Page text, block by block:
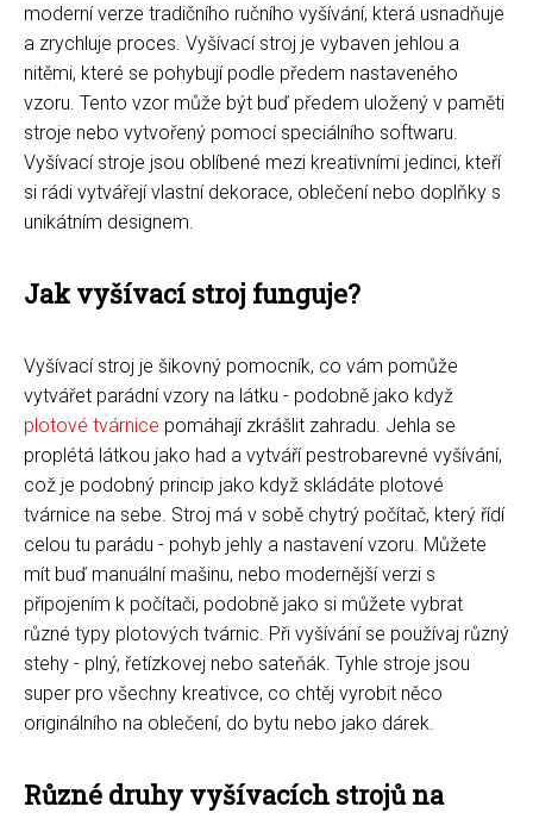
moderní verze tradičního ručního vyšívání, která usnadňuje
a zrychluje proces. Vyšívací stroj je vybaven jehlou a
nitěmi, které se pohybují podle předem nastaveného
vzoru. Tento vzor může být buď předem uložený v paměti
stroje nebo vytvořený pomocí speciálního softwaru.
Vyšívací stroje jsou oblíbené mezi kreativními jedinci, kteří
si rádi vytvářejí vlastní dekorace, oblečení nebo doplňky s
unikátním designem.
Jak vyšívací stroj funguje?
Vyšívací stroj je šikovný pomocník, co vám pomůže
vytvářet parádní vzory na látku - podobně jako když
plotové tvárnice pomáhají zkrášlit zahradu. Jehla se
proplétá látkou jako had a vytváří pestrobarevné vyšívání,
což je podobný princip jako když skládáte plotové
tvárnice na sebe. Stroj má v sobě chytrý počítač, který řídí
celou tu parádu - pohyb jehly a nastavení vzoru. Můžete
mít buď manuální mašinu, nebo modernější verzi s
připojením k počítači, podobně jako si můžete vybrat
různé typy plotových tvárnic. Při vyšívání se používaj různý
stehy - plný, řetízkovej nebo sateňák. Tyhle stroje jsou
super pro všechny kreativce, co chtěj vyrobit něco
originálního na oblečení, do bytu nebo jako dárek.
Různé druhy vyšívacích strojů na